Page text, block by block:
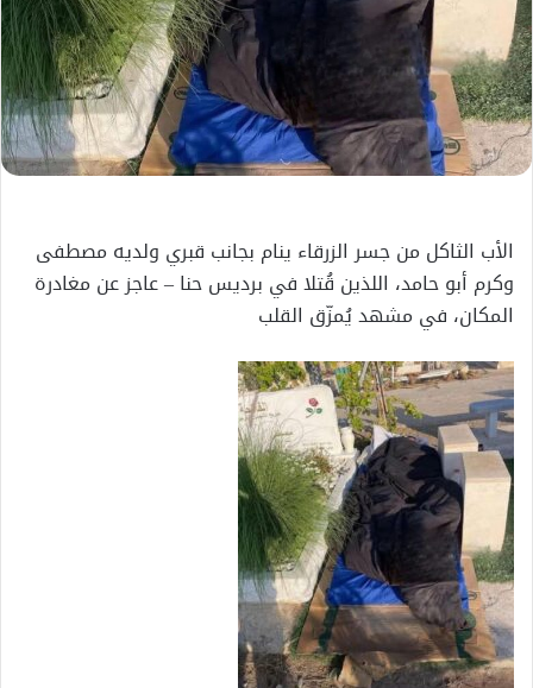
الأب الثاكل من جسر الزرقاء ينام بجانب قبري ولديه مصطفى
وكرم أبو حامد، اللذين قُتلا في برديس حنا – عاجز عن مغادرة
المكان، في مشهد يُمزّق القلب